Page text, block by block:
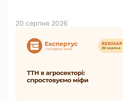
20 серпня 2026